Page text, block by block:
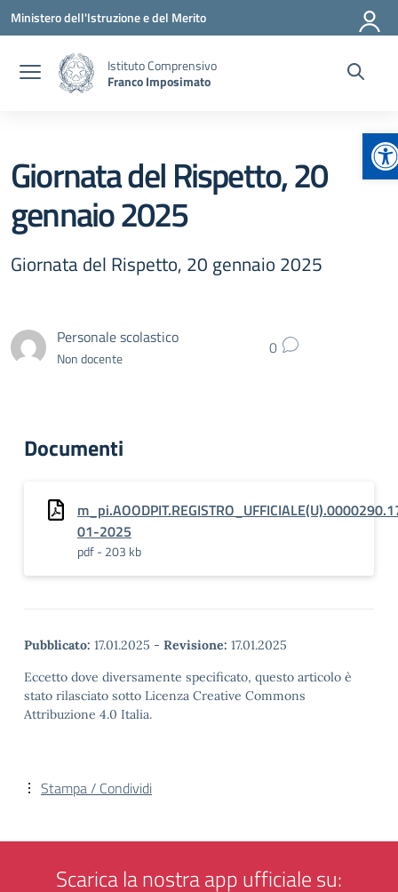
Vai ai contenuti
Vai al menu di navigazione
Vai al footer
Ministero dell'Istruzione e del Merito
Istituto Comprensivo
Franco Imposimato
Giornata del Rispetto, 20
gennaio 2025
Giornata del Rispetto, 20 gennaio 2025
Personale scolastico
Non docente 0
Documenti
01-2025
pdf - 203 kb
Pubblicato: 17.01.2025 - Revisione: 17.01.2025
Eccetto dove diversamente specificato, questo articolo è
stato rilasciato sotto Licenza Creative Commons
Attribuzione 4.0 Italia.
Stampa / Condividi
Scarica la nostra app ufficiale su: